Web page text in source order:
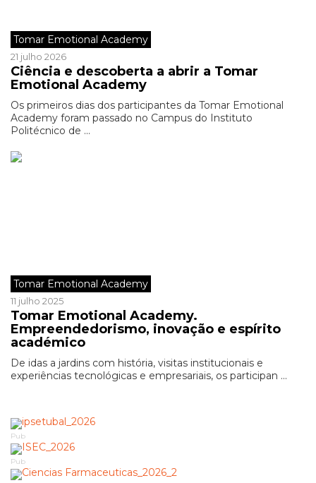
Tomar Emotional Academy
21 julho 2026
Ciência e descoberta a abrir a Tomar
Emotional Academy
Os primeiros dias dos participantes da Tomar Emotional
Academy foram passado no Campus do Instituto
Politécnico de ...
Tomar Emotional Academy
11 julho 2025
Tomar Emotional Academy.
Empreendedorismo, inovação e espírito
académico
De idas a jardins com história, visitas institucionais e
experiências tecnológicas e empresariais, os participan ...
Pub
Pub